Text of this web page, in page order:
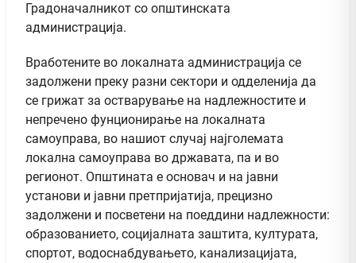
Градоначалникот со општинската
администрација.
Вработените во локалната администрација се
задолжени преку разни сектори и одделенија да
се грижат за остварување на надлежностите и
непречено фунционирање на локалната
самоуправа, во нашиот случај најголемата
локална самоуправа во државата, па и во
регионот. Општината е основач и на јавни
установи и јавни претпријатија, прецизно
задолжени и посветени на поеддини надлежности:
образованието, социјалната заштита, културата,
спортот, водоснабдувањето, канализацијата,